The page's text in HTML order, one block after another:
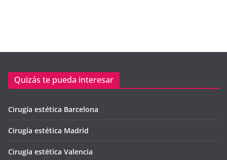
Quizás te pueda interesar
Cirugía estética Barcelona
Cirugía estética Madrid
Cirugía estética Valencia